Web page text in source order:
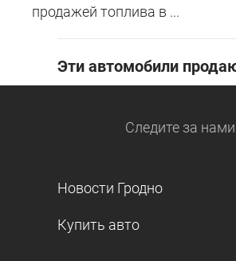
продажей топлива в ...
Эти автомобили
Следите за нами
Новости Гродно
Купить авто